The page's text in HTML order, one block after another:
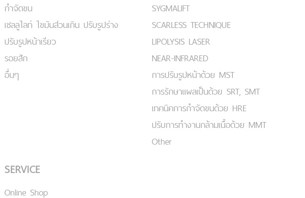
กำจัดขน
เชลลูไลท์ ไขมันส่วนเกิน ปรับรูปร่าง
ปรับรูปหน้าเรียว
รอยสัก
อื่นๆ
SYGMALIFT
SCARLESS TECHNIQUE
LIPOLYSIS LASER
NEAR-INFRARED
การปรับรูปหน้าด้วย MST
การรักษาแผลเป็นด้วย SRT, SMT
เทคนิคการกำจัดขนด้วย HRE
ปรับการทำงานกล้ามเนื้อด้วย MMT
Other
SERVICE
Online Shop